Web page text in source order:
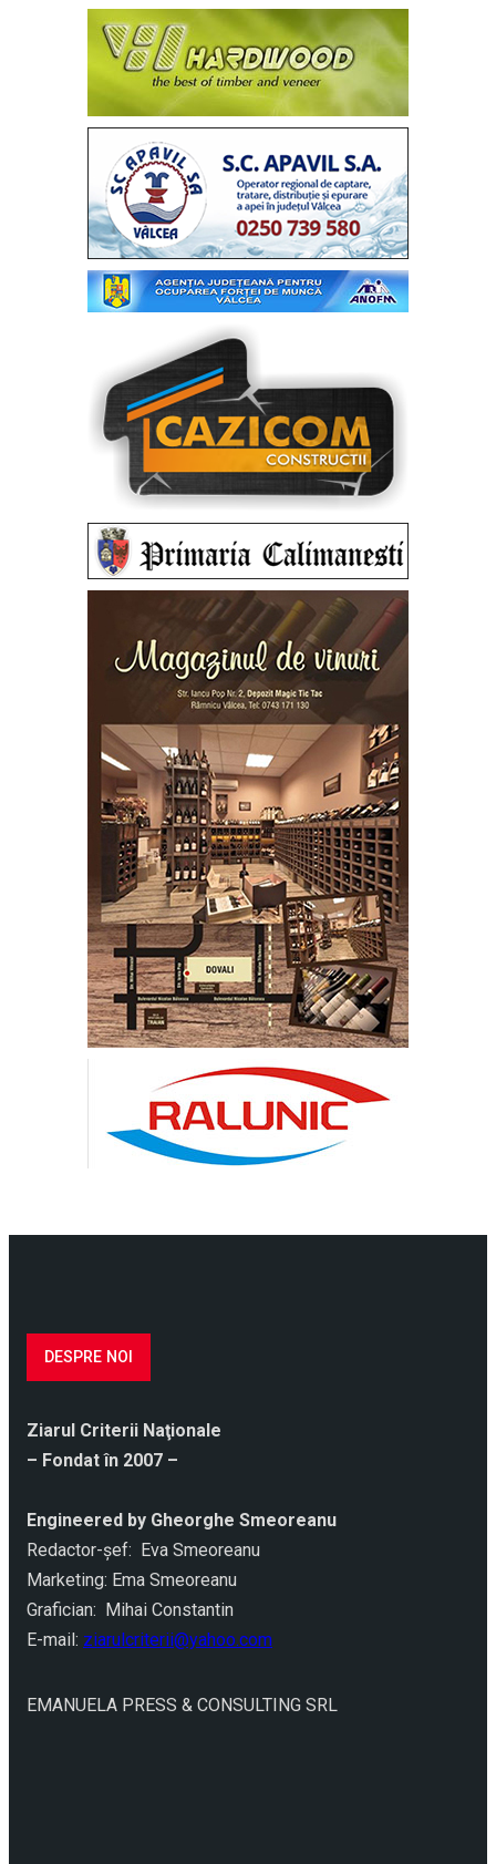
DESPRE NOI
Ziarul Criterii Naţionale
– Fondat în 2007 –
Engineered by Gheorghe Smeoreanu
Redactor-şef: Eva Smeoreanu
Marketing: Ema Smeoreanu
Grafician: Mihai Constantin
E-mail: ziarulcriterii@yahoo.com
EMANUELA PRESS & CONSULTING SRL